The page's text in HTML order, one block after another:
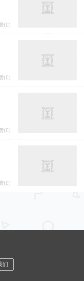
(0)
(0)
(0)
(0)
们